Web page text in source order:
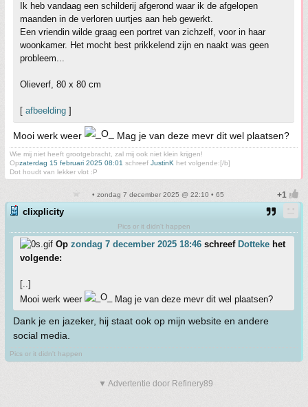
Ik heb vandaag een schilderij afgerond waar ik de afgelopen
maanden in de verloren uurtjes aan heb gewerkt.
Een vriendin wilde graag een portret van zichzelf, voor in haar
woonkamer. Het mocht best prikkelend zijn en naakt was geen
probleem...
Olieverf, 80 x 80 cm
[ afbeelding ]
Mooi werk weer Mag je van deze mevr dit wel plaatsen?
Wie mij niet heeft grootgebracht, zal mij ook niet klein krijgen!
Opzaterdag 15 februari 2025 08:01 schreef JustinK het volgende:[/b]
Dot houdt van lekker vlot :P
• zondag 7 december 2025 @ 22:10 • 65
clixplicity
Pics or it didn't happen
Op zondag 7 december 2025 18:46 schreef Dotteke het
volgende:
[..]
Mooi werk weer
Mag je van deze mevr dit wel plaatsen?
Dank je en jazeker, hij staat ook op mijn website en andere
social media.
Pics or it didn't happen
▼ Advertentie door Refinery89